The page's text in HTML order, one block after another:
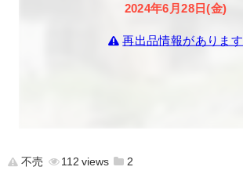
2024年6月28日(金)
再出品情報があります
不売 112
2